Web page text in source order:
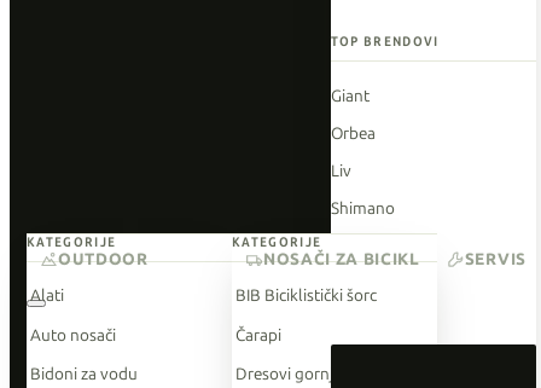
TOP BRENDOVI
Giant
Orbea
Liv
Shimano
O'Neal
KATEGORIJE
Alati
Auto nosači
Bidoni za vodu
KATEGORIJE
BIB Biciklistički šorc
Čarapi
Dresovi gornji dio
OUTDOOR NOSAČI ZA BICIKL SERVIS